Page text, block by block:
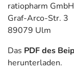
- Erkrankung mit
ausbleibender
- Zu selten
(Oligomenorrhoe)
-
ratiopharm GmbH
Graf-Arco-Str. 3
89079 Ulm
Das PDF des
herunterladen.